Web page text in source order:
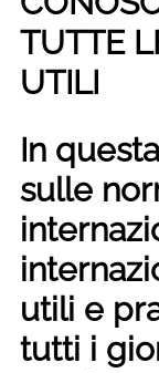
TUTTE
UTILI
In
sulle
utili e
tutti i